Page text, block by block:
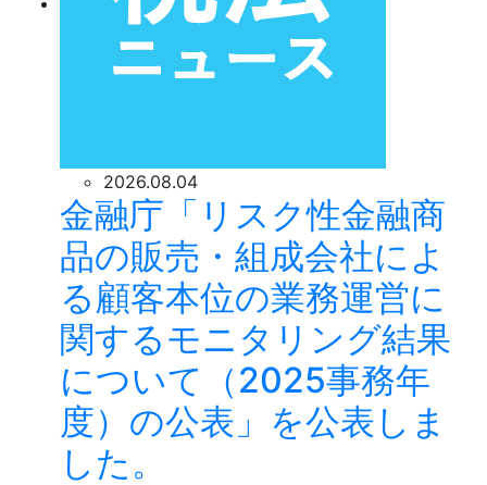
2026.08.04
金融庁「リスク性金融商
品の販売・組成会社によ
る顧客本位の業務運営に
関するモニタリング結果
について（2025事務年
度）の公表」を公表しま
した。